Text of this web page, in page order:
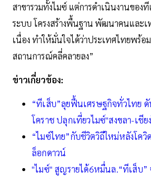
สาขารวมทั้งไมซ์ แต่การดำเนินงานขอ
ระบบ โครงสร้างพื้นฐาน พัฒนาคนและเ
เนื่อง ทำให้มั่นใจได้ว่าประเทศไทยพร้
สถานการณ์คลี่คลายลง”
ข่าวเกี่ยวข้อง:
“ทีเส็บ”ลุยฟื้นเศรษฐกิจทั่วไทย
โคราช ปลุกเที่ยวไมซ์"สงขลา-เชีย
“ไมซ์ไทย”กับชีวิตวิถีใหม่หลังโควิ
ล็อกดาวน์
"ไมซ์" สูญรายได้6หมื่นล.“ทีเส็บ